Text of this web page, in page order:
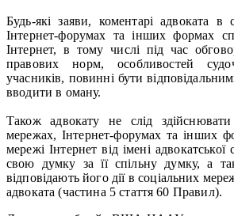
Будь-які заяви, коментарі адвоката в
Інтернет-форумах та інших формах
Інтернет, в тому числі під час
правових норм, особливостей
учасників, повинні бути
вводити в оману.
Також адвокату не слід
мережах, Інтернет-форумах та інших
мережі Інтернет від імені адвокатської
свою думку за її спільну думку, а
відповідають його дії в соціальних
адвоката (частина 5 стаття 60 Правил).